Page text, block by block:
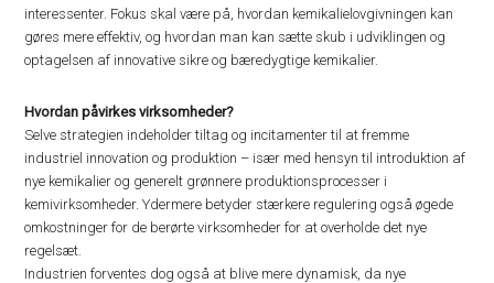
interessenter. Fokus skal være på, hvordan kemikalielovgivningen kan
gøres mere effektiv, og hvordan man kan sætte skub i udviklingen og
optagelsen af ​​innovative sikre og bæredygtige kemikalier.
Hvordan påvirkes virksomheder?
Selve strategien indeholder tiltag og incitamenter til at fremme
industriel innovation og produktion – især med hensyn til introduktion af
nye kemikalier og generelt grønnere produktionsprocesser i
kemivirksomheder. Ydermere betyder stærkere regulering også øgede
omkostninger for de berørte virksomheder for at overholde det nye
regelsæt.
Industrien forventes dog også at blive mere dynamisk, da nye